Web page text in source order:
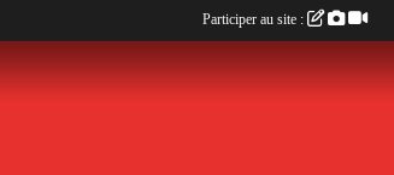
Participer au site :